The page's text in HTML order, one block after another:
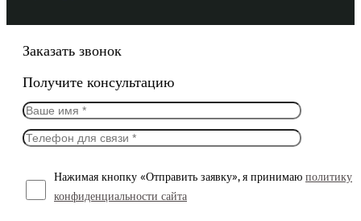
Заказать звонок
Получите консультацию
Нажимая кнопку «Отправить заявку», я принимаю политику
конфиденциальности сайта